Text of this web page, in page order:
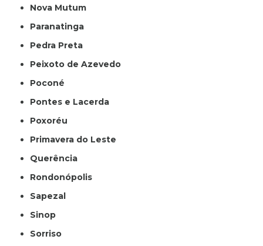
Nova Mutum
Paranatinga
Pedra Preta
Peixoto de Azevedo
Poconé
Pontes e Lacerda
Poxoréu
Primavera do Leste
Querência
Rondonópolis
Sapezal
Sinop
Sorriso